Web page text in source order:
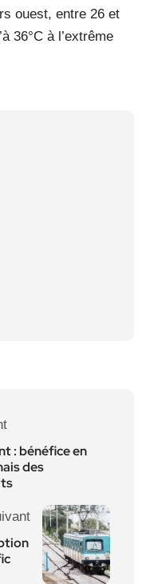
ouest, entre 26 et
36°C à l’extrême
: bénéfice en
des